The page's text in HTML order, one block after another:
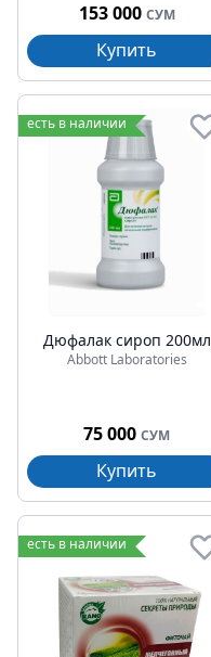
153 000 СУМ
Купить
есть в наличии
Дюфалак сироп 200мл
Abbott Laboratories
75 000 СУМ
Купить
есть в наличии